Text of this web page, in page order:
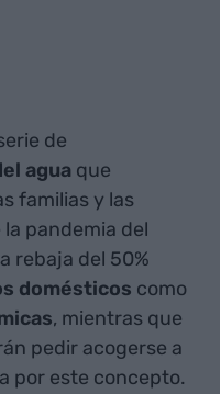
de
agua que
familias y las
pandemia del
rebaja del 50%
domésticos como
, mientras que
pedir acogerse a
por este concepto​.